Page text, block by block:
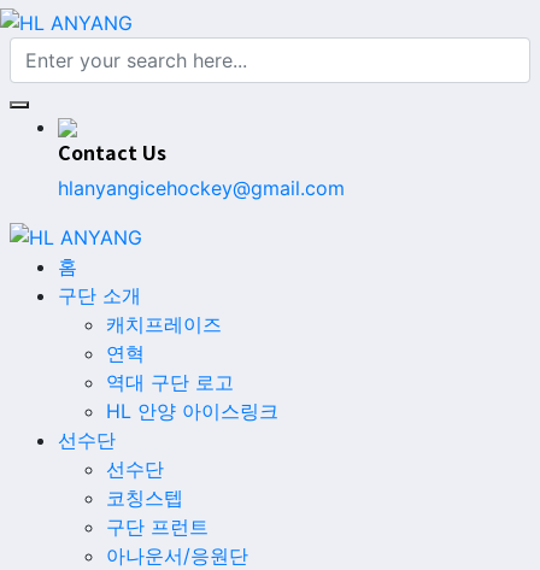
Contact Us
hlanyangicehockey@gmail.com
홈
구단 소개
캐치프레이즈
연혁
역대 구단 로고
HL 안양 아이스링크
선수단
선수단
코칭스텝
구단 프런트
아나운서/응원단